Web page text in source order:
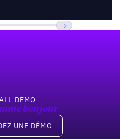
DEMO
bonjour
démo
UNE DÉMO